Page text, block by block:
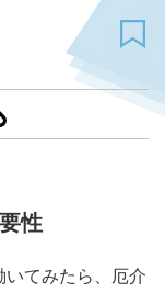
性
てみたら、厄介